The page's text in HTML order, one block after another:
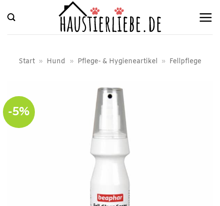
Inhalt
springen
Start » Hund » Pflege- & Hygieneartikel » Fellpflege
-5%